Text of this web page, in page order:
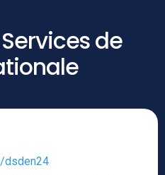
de
dsden24